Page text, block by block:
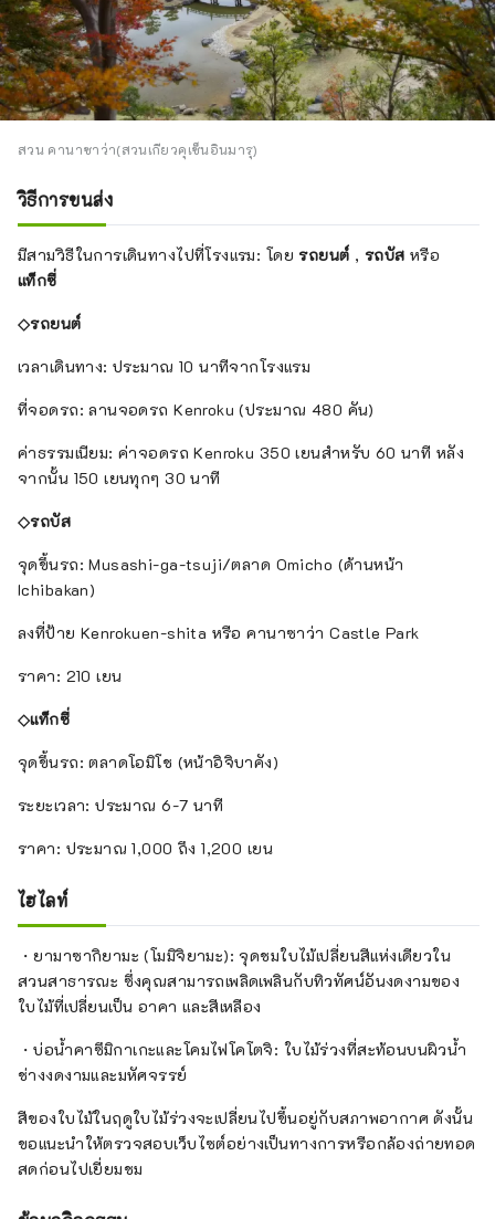
สวน คานาซาว่า(สวนเกียวคุเซ็นอินมารุ)
วิธีการขนส่ง
มีสามวิธีในการเดินทางไปที่โรงแรม: โดย รถยนต์ , รถบัส หรือ
แท็กซี่
◇รถยนต์
เวลาเดินทาง: ประมาณ 10 นาทีจากโรงแรม
ที่จอดรถ: ลานจอดรถ Kenroku (ประมาณ 480 คัน)
ค่าธรรมเนียม: ค่าจอดรถ Kenroku 350 เยนสำหรับ 60 นาที หลัง
จากนั้น 150 เยนทุกๆ 30 นาที
◇รถบัส
จุดขึ้นรถ: Musashi-ga-tsuji/ตลาด Omicho (ด้านหน้า
Ichibakan)
ลงที่ป้าย Kenrokuen-shita หรือ คานาซาว่า Castle Park
ราคา: 210 เยน
◇แท็กซี่
จุดขึ้นรถ: ตลาดโอมิโช (หน้าอิจิบาคัง)
ระยะเวลา: ประมาณ 6-7 นาที
ราคา: ประมาณ 1,000 ถึง 1,200 เยน
ไฮไลท์
・ยามาซากิยามะ (โมมิจิยามะ): จุดชมใบไม้เปลี่ยนสีแห่งเดียวใน
สวนสาธารณะ ซึ่งคุณสามารถเพลิดเพลินกับทิวทัศน์อันงดงามของ
ใบไม้ที่เปลี่ยนเป็น อาคา และสีเหลือง
・บ่อน้ำคาซึมิกาเกะและโคมไฟโคโตจิ: ใบไม้ร่วงที่สะท้อนบนผิวน้ำ
ช่างงดงามและมหัศจรรย์
สีของใบไม้ในฤดูใบไม้ร่วงจะเปลี่ยนไปขึ้นอยู่กับสภาพอากาศ ดังนั้น
ขอแนะนำให้ตรวจสอบเว็บไซต์อย่างเป็นทางการหรือกล้องถ่ายทอด
สดก่อนไปเยี่ยมชม